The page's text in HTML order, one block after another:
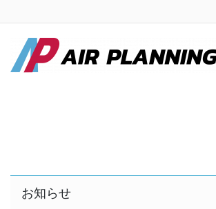
お知らせ